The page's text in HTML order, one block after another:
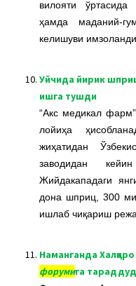
вилояти ўртасида
ҳамда маданий-
келишуви имзоланди.
10. Уйчида йирик
ишга тушди
“Акс медикал
лойиҳа
жиҳатидан
заводидан
Жийдакападаги
дона шприц, 300
ишлаб чиқариш
11. Наманганда
форумига